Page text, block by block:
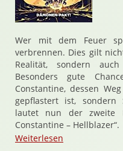
Wer mit dem Feuer
verbrennen. Dies gilt
Realität, sondern
Besonders gute
Constantine, dessen
gepflastert ist, sondern
lautet nun der zweite
Constantine – Hellblazer“.
Weiterlesen